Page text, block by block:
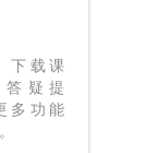
下载课
疑提
多功能